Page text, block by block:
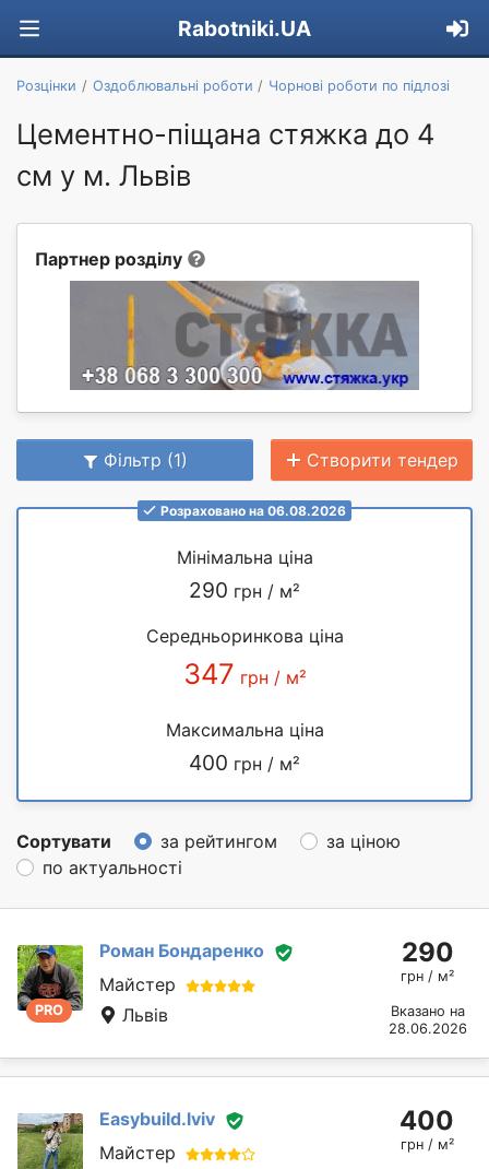
Rabotniki.UA
Розцінки Оздоблювальні роботи Чорнові роботи по підлозі
Цементно-піщана стяжка до 4
см у м. Львів
Партнер розділу
Фільтр (1) Створити тендер
Розраховано на 06.08.2026
Мінімальна ціна
290 грн / м²
Середньоринкова ціна
347 грн / м²
Максимальна ціна
400 грн / м²
Сортувати за рейтингом
за ціною
по актуальності
PRO
Роман Бондаренко
Майстер
Львів
290
грн / м²
Вказано на
28.06.2026
Easybuild.lviv
Майстер
400
грн / м²